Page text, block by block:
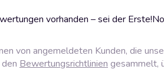
vorhanden – sei der Erste!
von angemeldeten Kunden, die
Bewertungsrichtlinien gesammelt,